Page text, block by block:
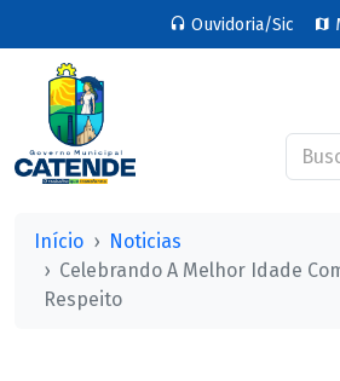
Ouvidoria/Sic
Início
Noticias
Celebrando A Melhor Idade
Respeito